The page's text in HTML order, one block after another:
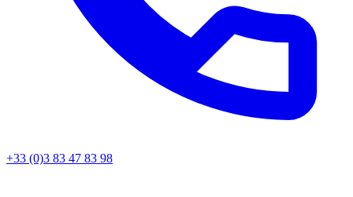
+33 (0)3 83 47 83 98